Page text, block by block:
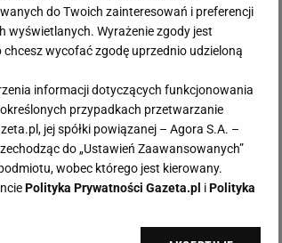
do Twoich zainteresowań i preferencji
wyświetlanych. Wyrażenie zgody jest
wycofać zgodę uprzednio udzieloną
informacji dotyczących funkcjonowania
przypadkach przetwarzanie
jej spółki powiązanej – Agora S.A. –
do „Ustawień Zaawansowanych”
wobec którego jest kierowany.
Polityka Prywatności Gazeta.pl iPolityka